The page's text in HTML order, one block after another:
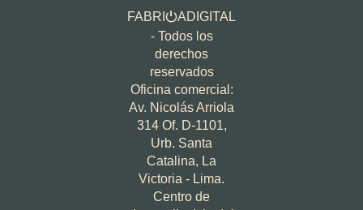
FABRI ⏻ADIGITAL
- Todos los
derechos
reservados
Oficina comercial:
Av. Nicolás Arriola
314 Of. D-1101,
Urb. Santa
Catalina, La
Victoria - Lima.
Centro de